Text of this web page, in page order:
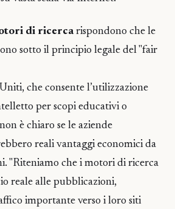
di ricercarispondono che le
sotto il principio legale del "fair
che consente l’utilizzazione
per scopi educativi o
è chiaro se le aziende
reali vantaggi economici da
"Riteniamo che i motori di ricerca
reale alle pubblicazioni,
importante verso i loro siti